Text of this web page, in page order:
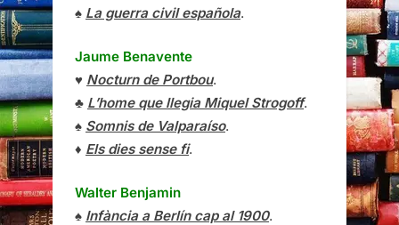
♠ La guerra civil española.
Jaume Benavente
♥ Nocturn de Portbou.
♣ L’home que llegia Miquel Strogoff.
♠ Somnis de Valparaíso.
♦ Els dies sense fi.
Walter Benjamin
♠ Infància a Berlín cap al 1900.